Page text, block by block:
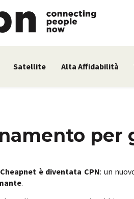
Satellite Alta Affidabilità
per
Cheapnet è diventata CPN: un
.